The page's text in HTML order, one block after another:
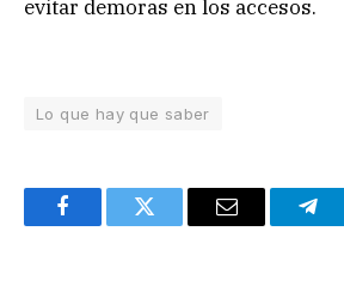
evitar demoras en los accesos.
Lo que hay que saber
FacebookTwitter Email